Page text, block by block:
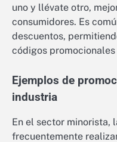
uno y llévate otro,
consumidores. Es
descuentos,
códigos
Ejemplos de
industria
En el sector minorista,
frecuentemente